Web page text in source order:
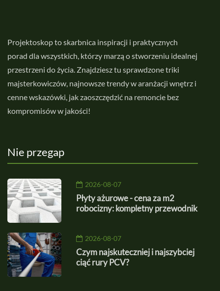
Projektoskop to skarbnica inspiracji i praktycznych
porad dla wszystkich, którzy marzą o stworzeniu idealnej
przestrzeni do życia. Znajdziesz tu sprawdzone triki
majsterkowiczów, najnowsze trendy w aranżacji wnętrz i
cenne wskazówki, jak zaoszczędzić na remoncie bez
kompromisów w jakości!
Nie przegap
2026-08-07
Płyty ażurowe - cena za m2
robocizny: kompletny przewodnik
2026-08-07
Czym najskuteczniej i najszybciej
ciąć rury PCV?